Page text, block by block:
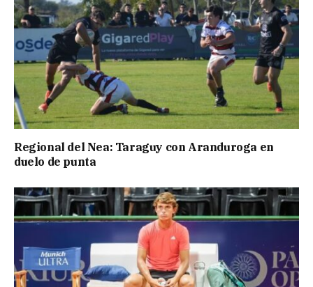
Regional del Nea: Taraguy con Aranduroga en
duelo de punta